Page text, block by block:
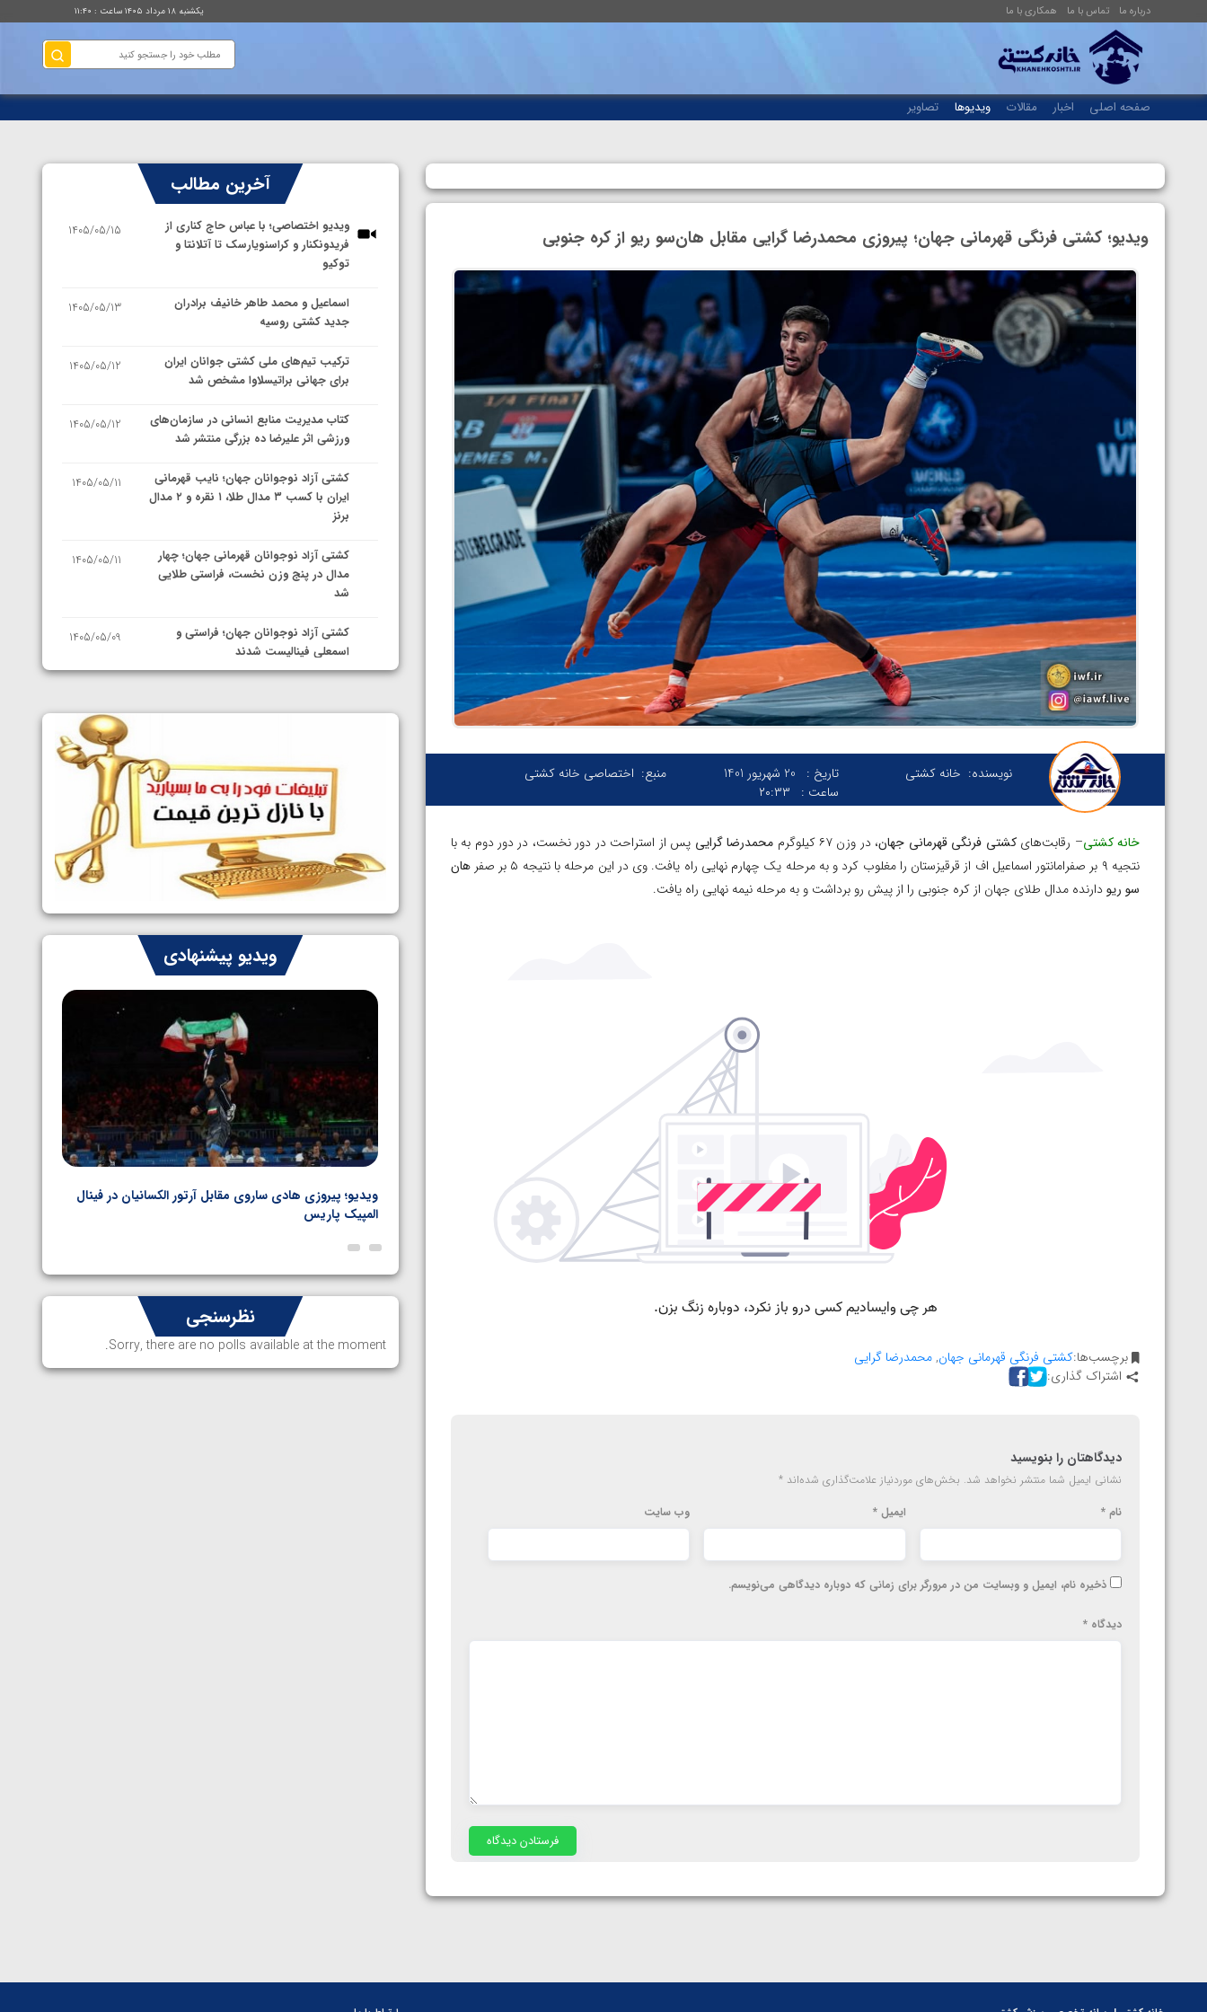
درباره ما تماس با ما همکاری با ما یکشنبه ۱۸ مرداد ۱۴۰۵ ساعت : ۱۱:۴۰
صفحه اصلی اخبار مقالات ویدیوها تصاویر
ویدیو؛ کشتی فرنگی قهرمانی جهان؛ پیروزی محمدرضا گرایی مقابل هان‌سو‌ ریو از کره جنوبی
نویسنده: خانه کشتی تاریخ :
20 شهریور 1401
ساعت :
۲۰:۳۳
منبع: اختصاصی خانه کشتی
خانه کشتی– رقابت‌هایکشتی فرنگی قهرمانی جهان، در وزن ۶۷ کیلوگرم محمدرضا گرایی پس از استراحت در دور نخست، در دور دوم به با
نتجیه ۹ بر صفرامانتور اسماعیل اف از قرقیزستان را مغلوب کرد و به مرحله یک چهارم نهایی راه یافت. وی در این مرحله با نتیجه ۵ بر صفر
هان
سو ریو دارنده مدال طلای جهان از کره جنوبی را از پیش رو برداشت و به مرحله نیمه نهایی راه یافت.
برچسب‌ها:کشتی فرنگی قهرمانی جهان,محمدرضا گرایی
اشتراک گذاری:
دیدگاهتان را بنویسید
نشانی ایمیل شما منتشر نخواهد شد. بخش‌های موردنیاز علامت‌گذاری شده‌اند *
نام * ایمیل* وب‌ سایت
ذخیره نام، ایمیل و وبسایت من در مرورگر برای زمانی که دوباره دیدگاهی می‌نویسم.
دیدگاه *
آخرین مطالب
ویدیو اختصاصی؛ با عباس حاج کناری از
فریدونکنار و کراسنویارسک تا آتلانتا و
توکیو
1405/05/15
اسماعیل و محمد طاهر خانیف برادران
جدید کشتی روسیه
1405/05/13
ترکیب تیم‌های ملی کشتی جوانان ایران
برای جهانی براتیسلاوا مشخص شد
1405/05/12
کتاب مدیریت منابع انسانی در سازمان‌های
ورزشی اثر علیرضا ده بزرگی منتشر شد
1405/05/12
کشتی آزاد نوجوانان جهان؛ نایب قهرمانی
ایران با کسب ۳ مدال طلا، ۱ نقره و ۲ مدال
برنز
1405/05/11
کشتی آزاد نوجوانان قهرمانی جهان؛ چهار
مدال در پنج وزن نخست، فراستی طلایی
شد
1405/05/11
کشتی آزاد نوجوانان جهان؛ فراستی و
اسمعلی فینالیست شدند
1405/05/09
نمایندگان ایران مشخص شدند
سوم برای ایران
1405/05/07
ایران چشم به راه چهار مدال در پنج وزن
دوم کشتی فرنگی نوجوانان جهان
1405/05/06
ویدیو پیشنهادی
ویدیو؛ باخت امین کاویانی نژاد مقابل مالخاز آمویان از
ویدیو؛ صعود حسن یزدانی به فینال المپیک با برتری مقابل
ناظم امینه
ویدیو؛ پیروزی هادی ساروی مقابل آرتور الکسانیان در فینال
المپیک پاریس
نظرسنجی
Sorry, there are no polls available at the moment.